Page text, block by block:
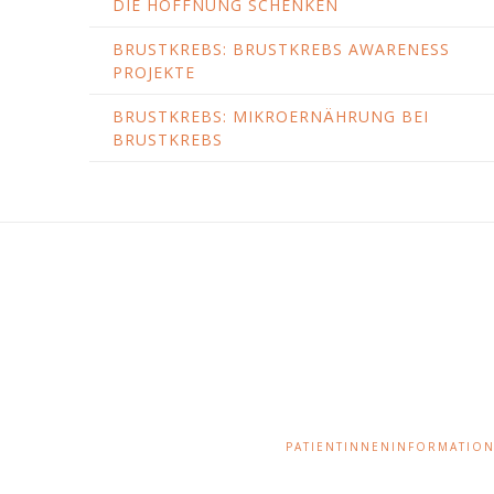
DIE HOFFNUNG SCHENKEN
BRUSTKREBS: BRUSTKREBS AWARENESS
PROJEKTE
BRUSTKREBS: MIKROERNÄHRUNG BEI
BRUSTKREBS
PATIENTINNENINFORMATION